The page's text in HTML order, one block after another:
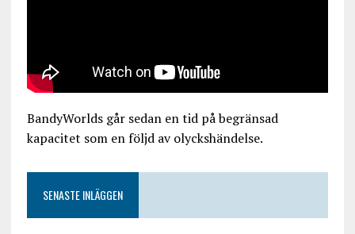
BandyWorlds går sedan en tid på begränsad
kapacitet som en följd av olyckshändelse.
SENASTE INLÄGGEN